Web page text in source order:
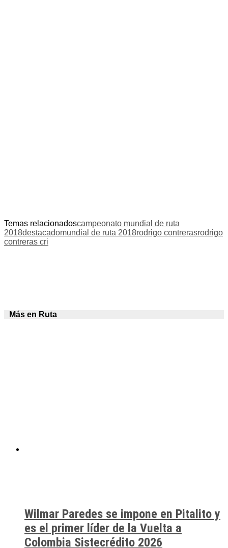
Temas relacionadoscampeonato mundial de ruta
2018destacadomundial de ruta 2018rodrigo contrerasrodrigo
contreras cri
Más en Ruta
Wilmar Paredes se impone en Pitalito y
es el primer líder de la Vuelta a
Colombia Sistecrédito 2026